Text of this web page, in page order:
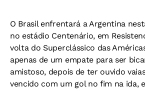
O Brasil enfrentará a Argentina
no estádio Centenário, em
volta do Superclássico das
apenas de um empate para ser
amistoso, depois de ter ouvido
vencido com um gol no fim na ida,